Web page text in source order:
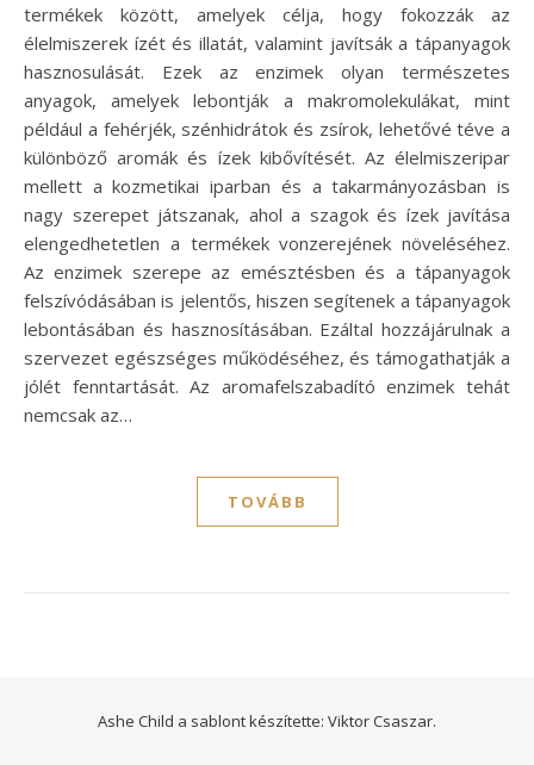
termékek között, amelyek célja, hogy fokozzák az
élelmiszerek ízét és illatát, valamint javítsák a tápanyagok
hasznosulását. Ezek az enzimek olyan természetes
anyagok, amelyek lebontják a makromolekulákat, mint
például a fehérjék, szénhidrátok és zsírok, lehetővé téve a
különböző aromák és ízek kibővítését. Az élelmiszeripar
mellett a kozmetikai iparban és a takarmányozásban is
nagy szerepet játszanak, ahol a szagok és ízek javítása
elengedhetetlen a termékek vonzerejének növeléséhez.
Az enzimek szerepe az emésztésben és a tápanyagok
felszívódásában is jelentős, hiszen segítenek a tápanyagok
lebontásában és hasznosításában. Ezáltal hozzájárulnak a
szervezet egészséges működéséhez, és támogathatják a
jólét fenntartását. Az aromafelszabadító enzimek tehát
nemcsak az…
TOVÁBB
Ashe Child a sablont készítette: Viktor Csaszar.